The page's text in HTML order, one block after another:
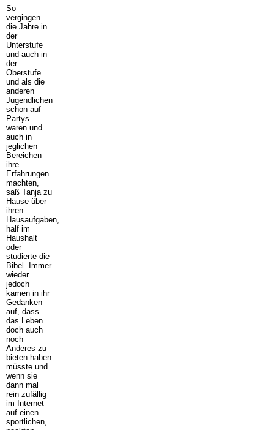
So
vergingen
die Jahre in
der
Unterstufe
und auch in
der
Oberstufe
und als die
anderen
Jugendlichen
schon auf
Partys
waren und
auch in
jeglichen
Bereichen
ihre
Erfahrungen
machten,
saß Tanja zu
Hause über
ihren
Hausaufgaben,
half im
Haushalt
oder
studierte die
Bibel. Immer
wieder
jedoch
kamen in ihr
Gedanken
auf, dass
das Leben
doch auch
noch
Anderes zu
bieten haben
müsste und
wenn sie
dann mal
rein zufällig
im Internet
auf einen
sportlichen,